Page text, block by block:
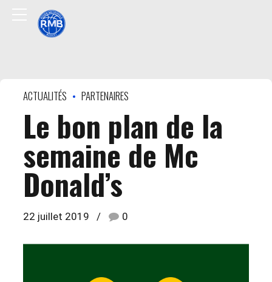
ACTUALITÉS PARTENAIRES
Le bon plan de la
semaine de Mc
Donald’s
22 juillet 2019 0